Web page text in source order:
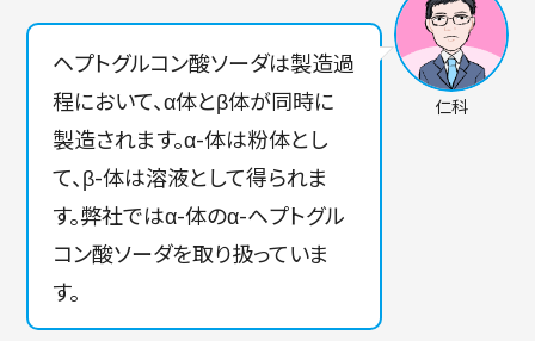
ヘプトグルコン酸ソーダは製造過
程において、α体とβ体が同時に
製造されます。α-体は粉体とし
て、β-体は溶液として得られま
す。弊社ではα-体のα-ヘプトグル
コン酸ソーダを取り扱っていま
す。
仁科